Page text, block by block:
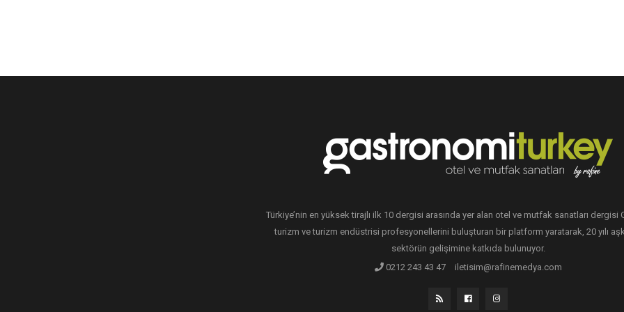
Türkiye’nin en yüksek tirajlı ilk 10 dergisi arasında yer alan otel ve mutfak sanatları dergisi
turizm ve turizm endüstrisi profesyonellerini buluşturan bir platform yaratarak, 20 yılı
sektörün gelişimine katkıda bulunuyor.
0212 243 43 47
iletisim@rafinemedya.com